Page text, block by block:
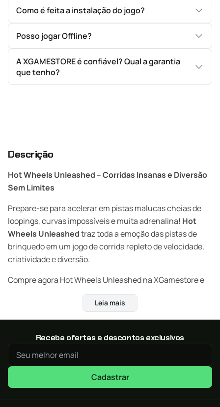
Como é feita a instalação do jogo?
Posso jogar Offline?
A XGAMESTORE é confiável? Qual a garantia
que tenho?
Descrição
Hot Wheels Unleashed – Corridas Insanas e Diversão
Sem Limites
Prepare-se para acelerar em pistas malucas cheias de
loopings, curvas impossíveis e muita adrenalina! Hot
Wheels Unleashedtraz toda a emoção das pistas de
brinquedo em um jogo de corrida repleto de velocidade,
criatividade e diversão.
Compre agora Hot Wheels Unleashed na XGamestore e
economize até 40% com envio digital por e-mail!
Corrida, Estilo e Criatividade em Alta Velocidade
Controle carros icônicos da coleção Hot Wheels e
coloridas. Domine o tempo de impulso, vença obstáculos
e mostre suas habilidades em pistas que desafiam a
gravidade. Cada curva é uma chance de mostrar quem é
Leia mais
Receba ofertas e descontos exclusivos
Cadastrar